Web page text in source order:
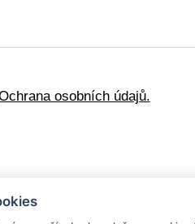
osobních údajů.
Poškozené knihy
edice
Obrazy a